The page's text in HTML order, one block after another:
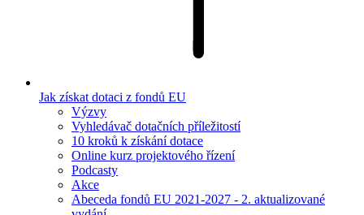
Jak získat dotaci z fondů EU
Výzvy
Vyhledávač dotačních příležitostí
10 kroků k získání dotace
Online kurz projektového řízení
Podcasty
Akce
Abeceda fondů EU 2021-2027 - 2. aktualizované